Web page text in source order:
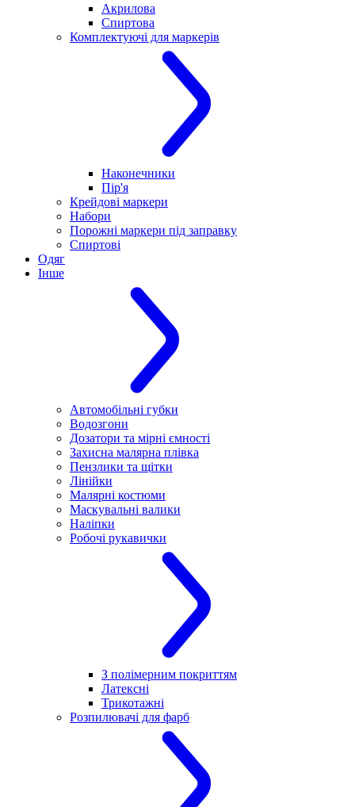
Акрилова
Спиртова
Комплектуючі для маркерів
Наконечники
Пір'я
Крейдові маркери
Набори
Порожні маркери під заправку
Спиртові
Одяг
Інше
Автомобільні губки
Водозгони
Дозатори та мірні ємності
Захисна малярна плівка
Пензлики та щітки
Лінійки
Малярні костюми
Маскувальні валики
Наліпки
Робочі рукавички
З полімерним покриттям
Латексні
Трикотажні
Розпилювачі для фарб